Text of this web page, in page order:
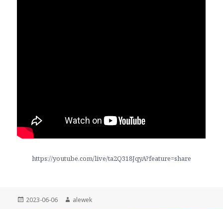
https://youtube.com/live/ta2Q318JqyA?feature=share
Opublikowano
2023-06-06 Autor
alewek